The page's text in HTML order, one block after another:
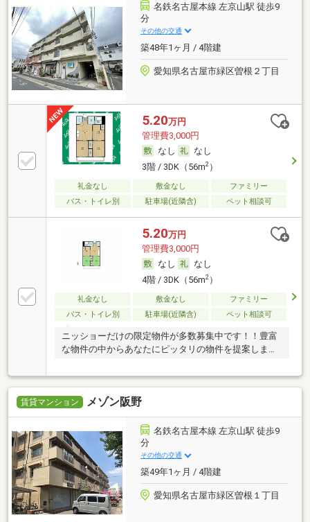
名鉄名古屋本線 左京山駅 徒歩9
分
その他の交通
築48年1ヶ月 / 4階建
愛知県名古屋市緑区曽根２丁目
5.20万円
管理費3,000円
なし
なし
3階 / 3DK（56m2）
礼金なし 敷金なし
ファミリー
バス・トイレ別
駐車場(近隣含) ペット相談可
5.20万円
管理費3,000円
なし
なし
4階 / 3DK（56m2）
礼金なし 敷金なし
ファミリー
バス・トイレ別
駐車場(近隣含) ペット相談可
ニッショーだけの限定物件が多数募集中です！！豊富
な物件の中からあなたにピッタリの物件を提案しま
賃貸マンション メゾン阪野
名鉄名古屋本線 左京山駅 徒歩9
分
その他の交通
築49年1ヶ月 / 4階建
愛知県名古屋市緑区曽根１丁目